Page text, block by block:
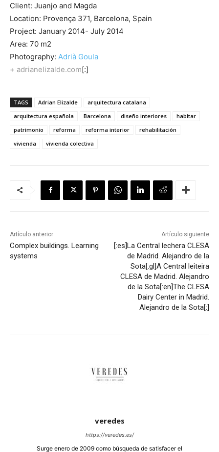
Client: Juanjo and Magda
Location: Provença 371, Barcelona, Spain
Project: January 2014- July 2014
Area: 70 m2
Photography: Adrià Goula
+ adrianelizalde.com[:]
TAGS Adrian Elizalde
arquitectura catalana
arquitectura española
Barcelona diseño interiores
habitar
patrimonio
reforma reforma interior
rehabilitación
vivienda
vivienda colectiva
Artículo anterior
Complex buildings. Learning
systems
Artículo siguiente
[:es]La Central lechera CLESA
de Madrid. Alejandro de la
Sota[:gl]A Central leiteira
CLESA de Madrid. Alejandro
de la Sota[:en]The CLESA
Dairy Center in Madrid.
Alejandro de la Sota[:]
veredes
https://veredes.es/
Surge enero de 2009 como búsqueda de satisfacer el